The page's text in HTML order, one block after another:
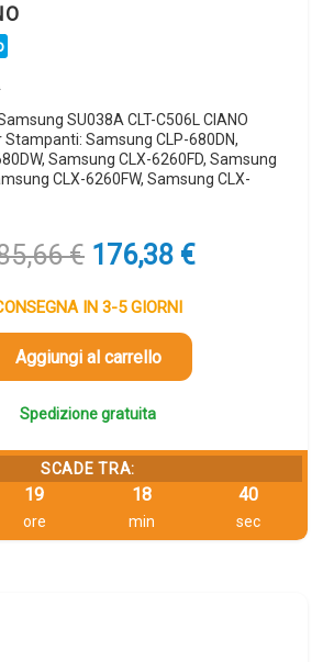
SU038A CLT-C506L CIANO
Samsung CLP-680DN,
Samsung CLX-6260FD, Samsung
CLX-6260FW, Samsung CLX-
€ Il
originale
era:
185,66 €.
176,38 €Il
IN 3-5 GIORNI
Aggiungi al carrello
Spedizione gratuita
SCADE TRA:
19
ore
18
min
39
sec